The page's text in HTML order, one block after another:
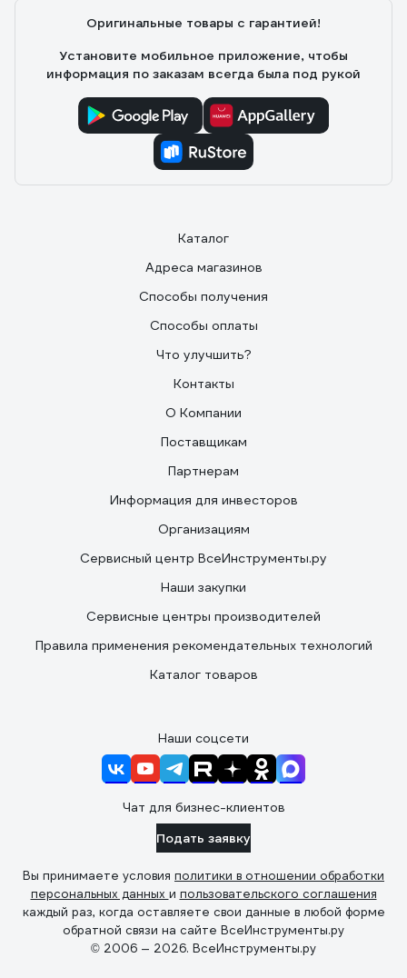
Оригинальные товары с гарантией!
Установите мобильное приложение, чтобы
информация по заказам всегда была под рукой
Каталог
Адреса магазинов
Способы получения
Способы оплаты
Что улучшить?
Контакты
О Компании
Поставщикам
Партнерам
Информация для инвесторов
Организациям
Сервисный центр ВсеИнструменты.ру
Наши закупки
Сервисные центры производителей
Правила применения рекомендательных технологий
Каталог товаров
Наши соцсети
Чат для бизнес-клиентов
Подать заявку
Вы принимаете условия политики в отношении обработки
персональных данных и пользовательского соглашения
каждый раз, когда оставляете свои данные в любой форме
обратной связи на сайте ВсеИнструменты.ру
© 2006 — 2026. ВсеИнструменты.ру